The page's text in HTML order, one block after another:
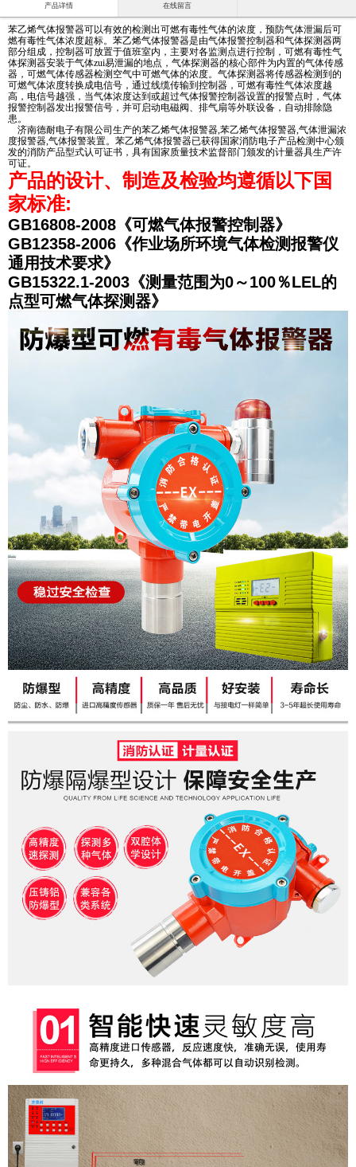
产品详情 在线留言
苯乙烯气体报警器可以有效的检测出可燃有毒性气体的浓度，预防气体泄漏后可
燃有毒性气体浓度超标。苯乙烯气体报警器是由气体报警控制器和气体探测器两
部分组成，控制器可放置于值班室内，主要对各监测点进行控制，可燃有毒性气
体探测器安装于气体zui易泄漏的地点，气体探测器的核心部件为内置的气体传感
器，可燃气体传感器检测空气中可燃气体的浓度。气体探测器将传感器检测到的
可燃气体浓度转换成电信号，通过线缆传输到控制器，可燃有毒性气体浓度越
高，电信号越强，当气体浓度达到或超过气体报警控制器设置的报警点时，气体
报警控制器发出报警信号，并可启动电磁阀、排气扇等外联设备，自动排除隐
患。
济南德耐电子有限公司生产的苯乙烯气体报警器,苯乙烯气体报警器,气体泄漏浓
度报警器,气体报警装置。苯乙烯气体报警器已获得国家消防电子产品检测中心颁
发的消防产品型式认可证书，具有国家质量技术监督部门颁发的计量器具生产许
可证。
产品的设计、制造及检验均遵循以下国
家标准:
GB16808-2008《可燃气体报警控制器》
GB12358-2006《作业场所环境气体检测报警仪
通用技术要求》
GB15322.1-2003《测量范围为0～100％LEL的
点型可燃气体探测器》